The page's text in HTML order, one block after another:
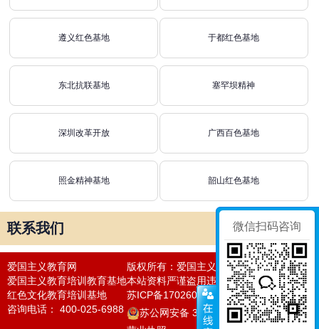
遵义红色基地 于都红色基地
东北抗联基地 塞罕坝精神
深圳改革开放 广西百色基地
照金精神基地 韶山红色基地
联系我们 微信扫码咨询
爱国主义教育网
爱国主义教育培训教育基地
红色文化教育培训基地
咨询电话： 400-025-6988
版权所有：爱国主义教育网
本站资料严谨盗用违者必究法律责任
苏ICP备17026050号-27
苏公网安备 32011302321015号